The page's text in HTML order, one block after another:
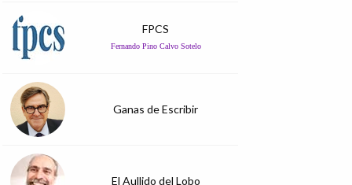
FPCS
Fernando Pino Calvo Sotelo
Ganas de Escribir
El Aullido del Lobo